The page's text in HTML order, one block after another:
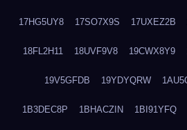
17HG5UY8 17SO7X9S 17UXEZ2B
18FL2H11 18UVF9V8 19CWX8Y9
19V5GFDB 19YDYQRW
1B3DEC8P 1BHACZIN 1BI91YFQ